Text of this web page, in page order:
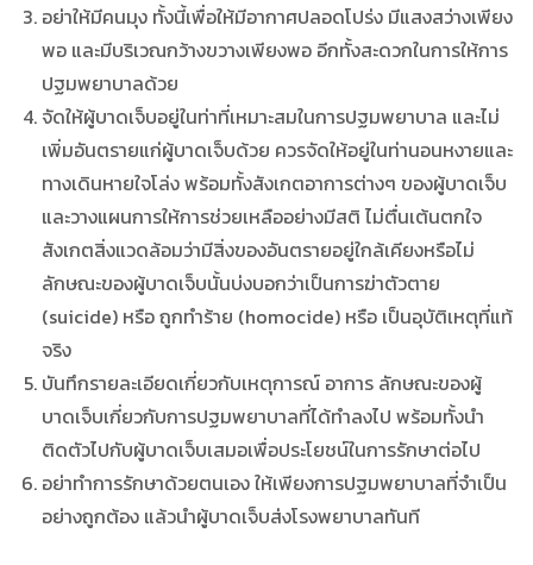
อย่าให้มีคนมุง ทั้งนี้เพื่อให้มีอากาศปลอดโปร่ง มีแสงสว่างเพียง
พอ และมีบริเวณกว้างขวางเพียงพอ อีกทั้งสะดวกในการให้การ
ปฐมพยาบาลด้วย
จัดให้ผู้บาดเจ็บอยู่ในท่าที่เหมาะสมในการปฐมพยาบาล และไม่
เพิ่มอันตรายแก่ผู้บาดเจ็บด้วย ควรจัดให้อยู่ในท่านอนหงายและ
ทางเดินหายใจโล่ง พร้อมทั้งสังเกตอาการต่างๆ ของผู้บาดเจ็บ
และวางแผนการให้การช่วยเหลืออย่างมีสติ ไม่ตื่นเต้นตกใจ
สังเกตสิ่งแวดล้อมว่ามีสิ่งของอันตรายอยู่ใกล้เคียงหรือไม่
ลักษณะของผู้บาดเจ็บนั้นบ่งบอกว่าเป็นการฆ่าตัวตาย
(suicide) หรือ ถูกทำร้าย (homocide) หรือ เป็นอุบัติเหตุที่แท้
จริง
บันทึกรายละเอียดเกี่ยวกับเหตุการณ์ อาการ ลักษณะของผู้
บาดเจ็บเกี่ยวกับการปฐมพยาบาลที่ได้ทำลงไป พร้อมทั้งนำ
ติดตัวไปกับผู้บาดเจ็บเสมอเพื่อประโยชน์ในการรักษาต่อไป
อย่าทำการรักษาด้วยตนเอง ให้เพียงการปฐมพยาบาลที่จำเป็น
อย่างถูกต้อง แล้วนำผู้บาดเจ็บส่งโรงพยาบาลทันที